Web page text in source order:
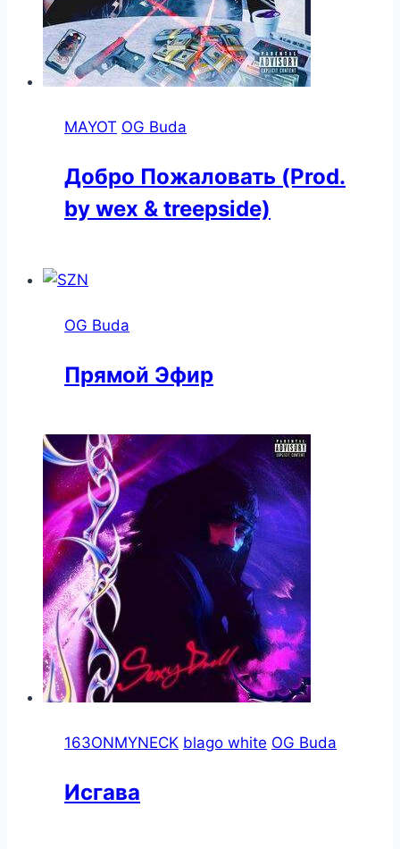
MAYOT OG Buda
Добро Пожаловать (Prod.
by wex & treepside)
OG Buda
Прямой Эфир
163ONMYNECK blago white OG Buda
Исгава